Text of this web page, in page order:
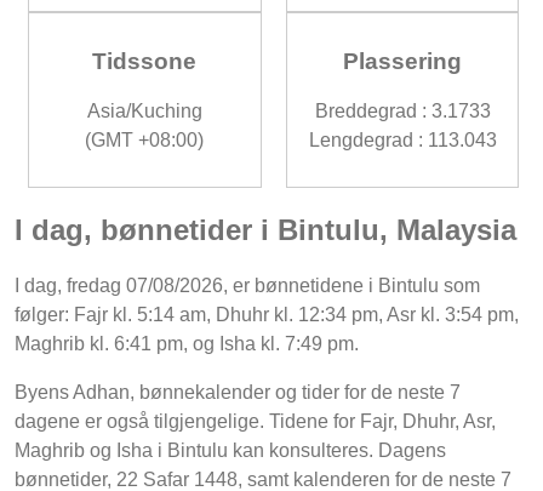
Tidssone
Asia/Kuching
(GMT +08:00)
Plassering
Breddegrad : 3.1733
Lengdegrad : 113.043
I dag, bønnetider i Bintulu, Malaysia
I dag, fredag 07/08/2026, er bønnetidene i Bintulu som
følger: Fajr kl. 5:14 am, Dhuhr kl. 12:34 pm, Asr kl. 3:54 pm,
Maghrib kl. 6:41 pm, og Isha kl. 7:49 pm.
Byens Adhan, bønnekalender og tider for de neste 7
dagene er også tilgjengelige. Tidene for Fajr, Dhuhr, Asr,
Maghrib og Isha i Bintulu kan konsulteres. Dagens
bønnetider, 22 Safar 1448, samt kalenderen for de neste 7